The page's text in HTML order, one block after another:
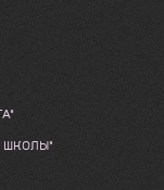
ШКОЛЫ"